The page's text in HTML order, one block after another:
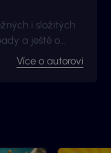
i složitých
a ještě o
zkušenosti. I to
kontakt -
Více o autorovi